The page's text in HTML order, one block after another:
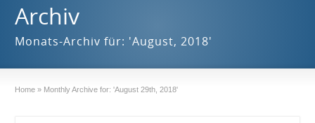
Archiv
Monats-Archiv für: 'August, 2018'
Home » Monthly Archive for: 'August 29th, 2018'